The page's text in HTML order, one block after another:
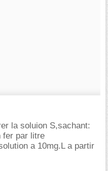
la soluion S,sachant:
fer par litre
a 10mg.L a partir